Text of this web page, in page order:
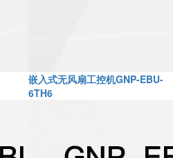
嵌入式无风扇工控机GNP-EBU-
6TH6